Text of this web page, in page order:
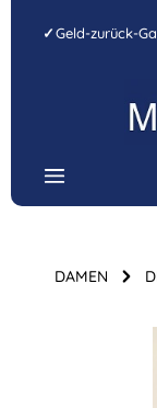
Zum Hauptinhalt
✓Geld-zurück-
DAMEN
Bildergalerie